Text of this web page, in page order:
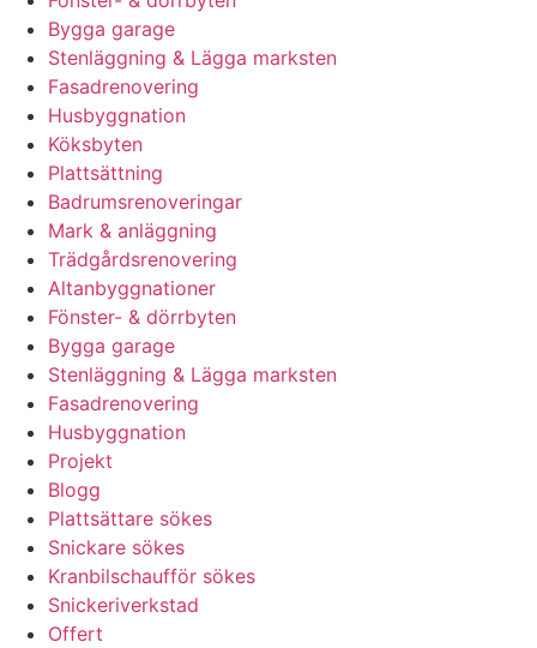
Bygga garage
Stenläggning & Lägga marksten
Fasadrenovering
Husbyggnation
Köksbyten
Plattsättning
Badrumsrenoveringar
Mark & anläggning
Trädgårdsrenovering
Altanbyggnationer
Fönster- & dörrbyten
Bygga garage
Stenläggning & Lägga marksten
Fasadrenovering
Husbyggnation
Projekt
Blogg
Plattsättare sökes
Snickare sökes
Kranbilschaufför sökes
Snickeriverkstad
Offert